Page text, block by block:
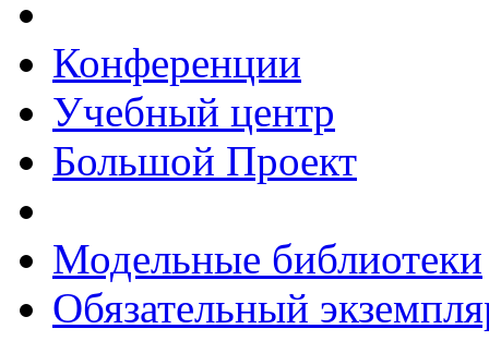
Конференции
Учебный центр
Большой Проект
Модельные библиотеки
Обязательный